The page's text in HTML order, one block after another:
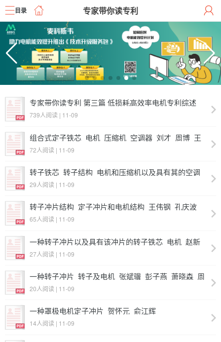
专家带你读专利
目录
专家带你读专利 第三篇 低损耗高效率电机专利综述
739人阅读 | 11-09
组合式定子铁芯_电机_压缩机_空调器_刘才_周博_王
晶_陈华杰_张辉_白淋元
72人阅读 | 11-09
转子铁芯_转子结构_电机和压缩机以及具有其的空调
器_张继胤_江胜军_龙芳_李尚平_张强
29人阅读 | 11-09
转子冲片结构_定子冲片和电机结构_王伟钢_孔庆波_
吴发亮_张水杏_齐洪刚
65人阅读 | 11-09
一种转子冲片以及具有该冲片的转子铁芯_电机_赵新
超_李贻伟_孙祥善_杜洪彪_丁德亮_陈航
27人阅读 | 11-09
一种转子冲片_转子及电机_张斌骥_彭子燕_萧晓森_周
柳洋
20人阅读 | 11-09
一种罩极电机定子冲片_贺怀元_俞江辉
14人阅读 | 11-09